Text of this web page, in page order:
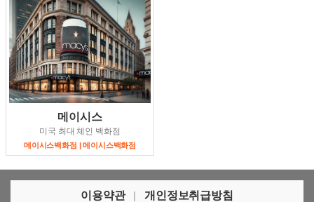
메이시스
미국 최대 체인 백화점
메이시스백화점 | 메이시스백화점
이용약관 |
개인정보취급방침